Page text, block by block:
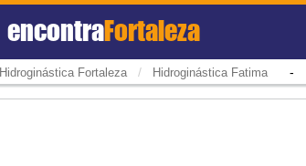
encontraFortaleza
Hidroginástica Fortaleza / Hidroginástica Fatima-